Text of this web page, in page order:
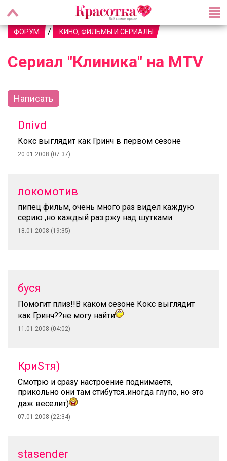
ФОРУМ / КИНО, ФИЛЬМЫ И СЕРИАЛЫ
Сериал "Клиника" на MTV
Написать
Dnivd
Кокс выглядит как Гринч в первом сезоне
20.01.2008 (07:37)
локомотив
пипец фильм, очень много раз видел каждую
серию ,но каждый раз ржу над шутками
18.01.2008 (19:35)
буся
Помогит плиз!!В каком сезоне Кокс выглядит
как Гринч??не могу найти
11.01.2008 (04:02)
КриSтя)
Смотрю и сразу настроение поднимаетя,
прикольно они там стибутся..иногда глупо, но это
даж веселит)
07.01.2008 (22:34)
stasender